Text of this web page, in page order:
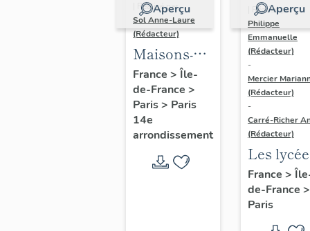
Aperçu
| Réalisé par
Sol Anne-Laure
(Rédacteur)
Maisons-
immeubles
France > Île-
de-France >
Paris> Paris
14e
arrondissement
Aperçu
| Réalisé par
Philippe
Emmanuelle
(Rédacteur)
-
Mercier
(Rédacteur)
-
Carré-Richer
(Rédacteur)
Les
Jean-
Dondel
France >
de-France >
Paris